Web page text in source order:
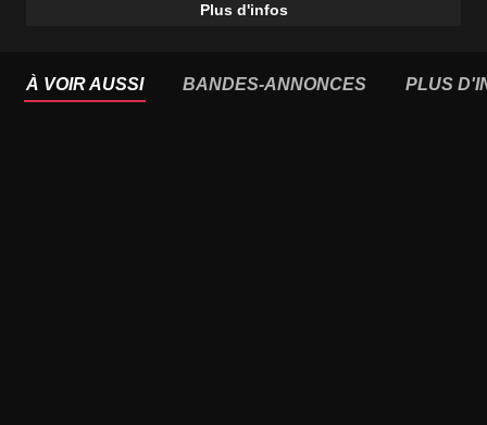
Plus d'infos
À VOIR AUSSI BANDES-ANNONCES PLUS